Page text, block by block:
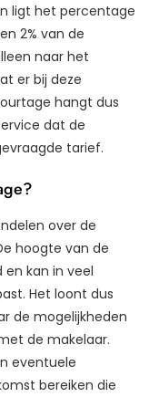
ligt het percentage
2% van de
naar het
er bij deze
hangt dus
dat de
tarief.
over de
hoogte van de
kan in veel
Het loont dus
de mogelijkheden
de makelaar.
eventuele
bereiken die